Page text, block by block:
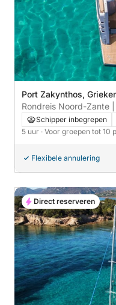
Port Zakynthos,
Rondreis Noord-Zante
Grotten, Xygia
Schipper inbegrepen
5 uur · Voor groepen tot 10
Flexibele annulering
Direct reserveren